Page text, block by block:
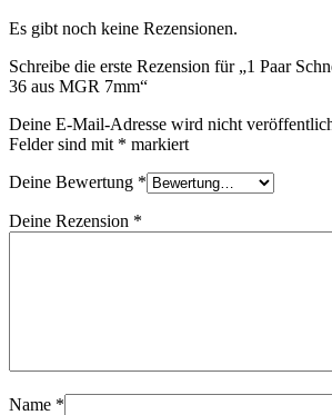
Es gibt noch keine Rezensionen.
Schreibe die erste Rezension für „1 Paar
36 aus MGR 7mm“
Deine E-Mail-Adresse wird nicht
Felder sind mit * markiert
Deine Bewertung *
Deine Rezension *
Name *